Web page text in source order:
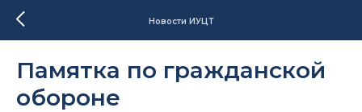
Новости ИУЦТ
Памятка по гражданской
обороне